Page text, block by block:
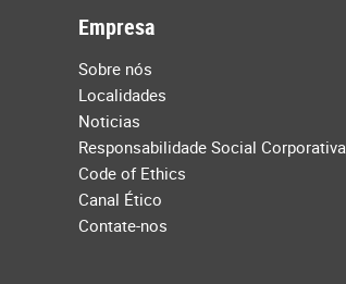
Empresa
Sobre nós
Localidades
Noticias
Responsabilidade Social Corporativa
Code of Ethics
Canal Ético
Contate-nos